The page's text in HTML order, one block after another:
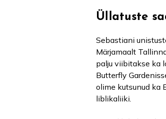
Üllatuste
Sebastiani
Märjamaalt
palju viibitakse ka
Butterfly
olime kutsunud ka
liblikaliiki.